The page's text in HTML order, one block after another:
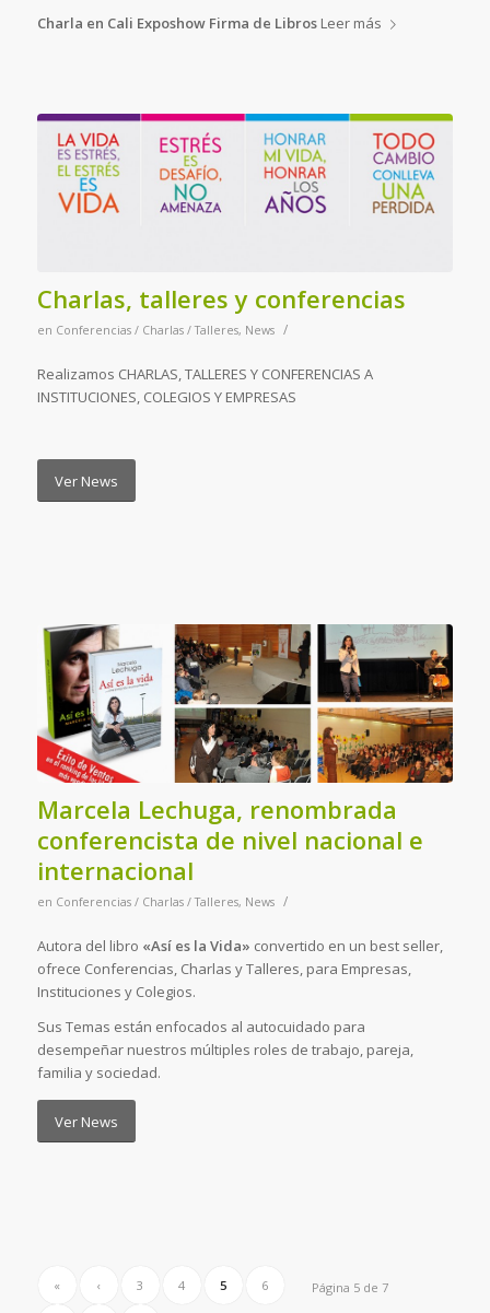
Charla en Cali Exposhow Firma de Libros Leer más
Charlas, talleres y conferencias
en Conferencias / Charlas / Talleres, News /
Realizamos CHARLAS, TALLERES Y CONFERENCIAS A
INSTITUCIONES, COLEGIOS Y EMPRESAS
Ver News
Marcela Lechuga, renombrada
conferencista de nivel nacional e
internacional
en Conferencias / Charlas / Talleres, News /
Autora del libro «Así es la Vida» convertido en un best seller,
ofrece Conferencias, Charlas y Talleres, para Empresas,
Instituciones y Colegios.
Sus Temas están enfocados al autocuidado para
desempeñar nuestros múltiples roles de trabajo, pareja,
familia y sociedad.
Ver News
Página 5 de 7
« ‹ 3 4 5 6